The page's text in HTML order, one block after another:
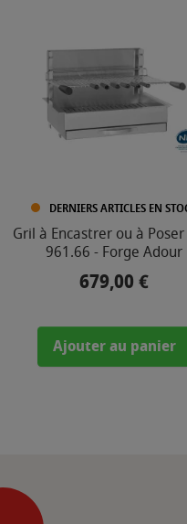
DERNIERS ARTICLES EN
Gril à Encastrer ou à
961.66 - Forge Adour
Prix
679,00 €
Ajouter au panier